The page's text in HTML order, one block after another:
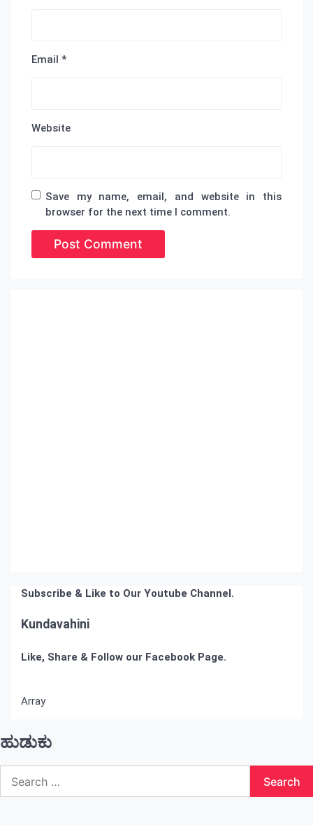
Email *
Website
Save my name, email, and website in this
browser for the next time I comment.
Subscribe & Like to Our Youtube Channel.
Kundavahini
Like, Share & Follow our Facebook Page.
Array
ಹುಡುಕು
for: